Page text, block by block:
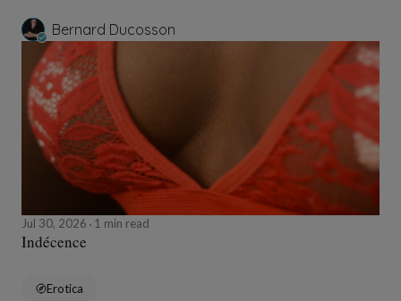
Bernard Ducosson
Jul 30, 2026 1 min read
Indécence
Erotica